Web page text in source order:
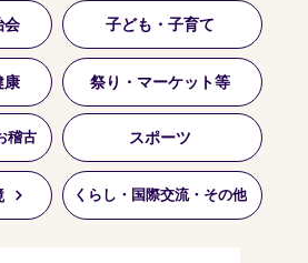
会 子ども・子育て
康
稽古
祭り・マーケット等
スポーツ
くらし・国際交流・その他